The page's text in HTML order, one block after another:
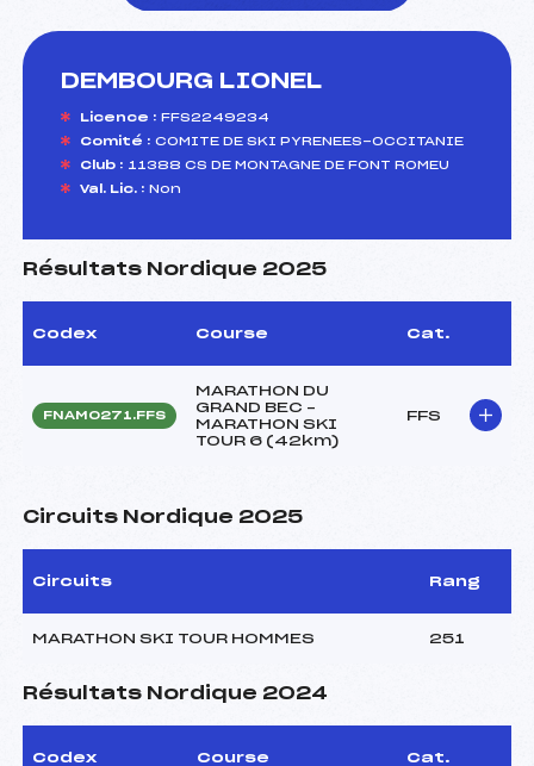
DEMBOURG LIONEL
Licence : FFS2249234
Comité : COMITE DE SKI PYRENEES-OCCITANIE
Club : 11388 CS DE MONTAGNE DE FONT ROMEU
Val. Lic. : Non
Résultats Nordique 2025
Codex Course Cat.
FNAM0271.FFS
MARATHON DU
GRAND BEC –
MARATHON SKI
TOUR 6 (42km)
FFS
Circuits Nordique 2025
Circuits Rang
MARATHON SKI TOUR HOMMES 251
Résultats Nordique 2024
Codex Course Cat.